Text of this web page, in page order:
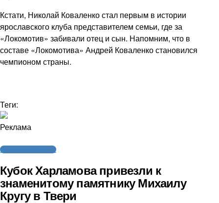
Кстати, Николай Коваленко стал первым в истории
ярославского клуба представителем семьи, где за
«Локомотив» забивали отец и сын. Напомним, что в
составе «Локомотива» Андрей Коваленко становился
чемпионом страны.
Теги:
Реклама
Молодежный хоккей
Кубок Харламова привезли к
знаменитому памятнику Михаилу
Кругу в Твери